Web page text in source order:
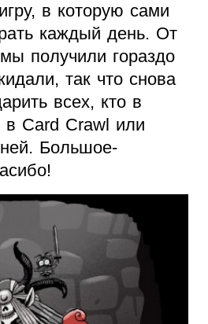
в которую сами
каждый день. От
получили гораздо
так что снова
всех, кто в
Card Crawl или
Большое-